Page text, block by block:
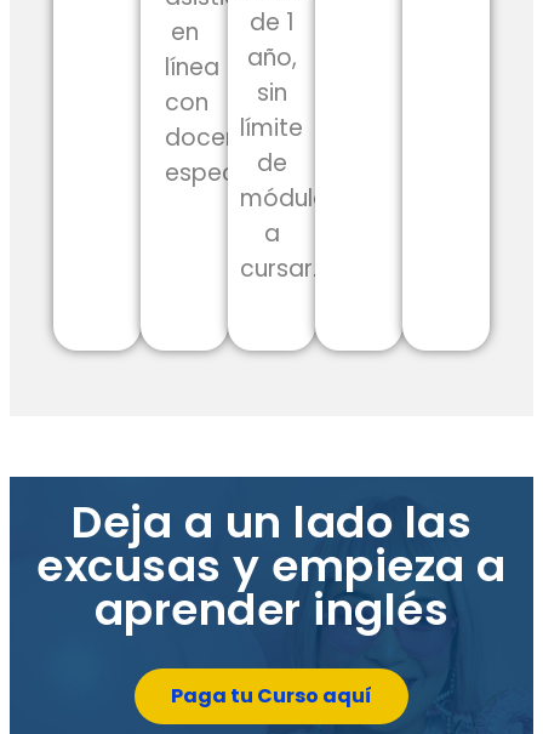
en
línea
con
docentes
especializados.
de 1
año,
sin
límite
de
módulos
a
cursar.
Deja a un lado las
excusas y empieza a
aprender inglés
Paga tu Curso aquí